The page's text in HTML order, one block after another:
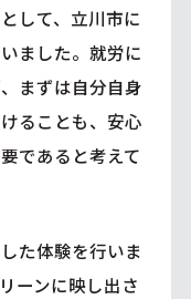
して、立川市に
ました。就労に
まずは自分自身
ることも、安心
であると考えて
た体験を行いま
ーンに映し出さ